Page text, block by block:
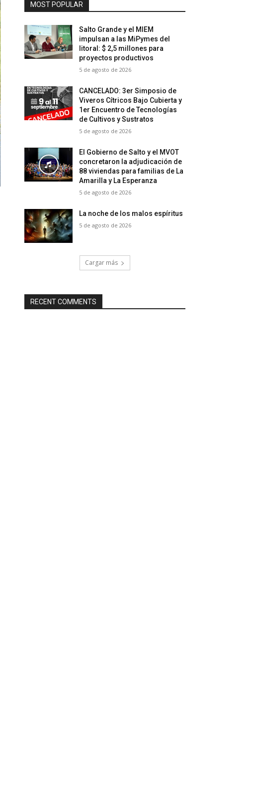
MOST POPULAR
Salto Grande y el MIEM
impulsan a las MiPymes del
litoral: $ 2,5 millones para
proyectos productivos
5 de agosto de 2026
CANCELADO: 3er Simposio de
Viveros Cítricos Bajo Cubierta y
1er Encuentro de Tecnologías
de Cultivos y Sustratos
5 de agosto de 2026
El Gobierno de Salto y el MVOT
concretaron la adjudicación de
88 viviendas para familias de La
Amarilla y La Esperanza
5 de agosto de 2026
La noche de los malos espíritus
5 de agosto de 2026
Cargar más
RECENT COMMENTS